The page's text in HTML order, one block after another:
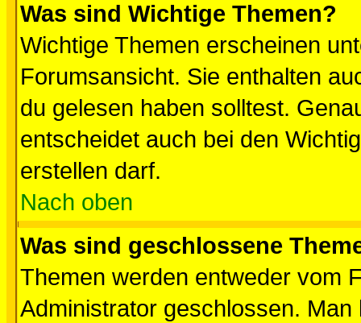
Was sind Wichtige Themen?
Wichtige Themen erscheinen
Forumsansicht. Sie enthalten
du gelesen haben solltest.
entscheidet auch bei den
erstellen darf.
Nach oben
Was sind geschlossene
Themen werden entweder vom
Administrator geschlossen.